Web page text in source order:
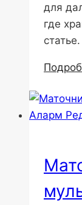
для
где
статье.